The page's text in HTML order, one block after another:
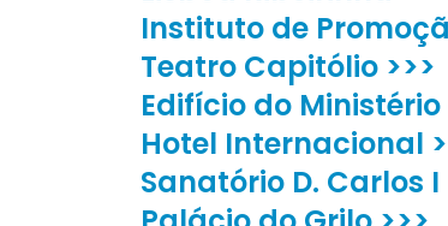
Instituto de
Teatro Capitólio >>>
Edifício do
Hotel Internacional
Sanatório D. Carlos I